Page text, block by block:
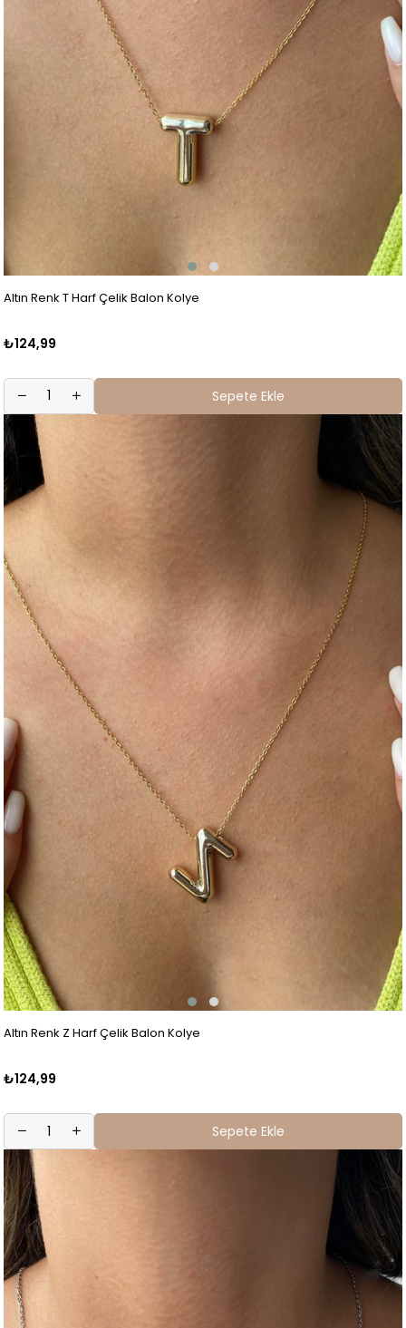
Altın Renk T Harf Çelik Balon Kolye
₺124,99
Sepete Ekle
Altın Renk Z Harf Çelik Balon Kolye
₺124,99
Sepete Ekle